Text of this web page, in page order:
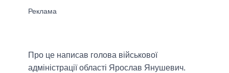
Про це написав голова військової
адміністрації області Ярослав Янушевич.